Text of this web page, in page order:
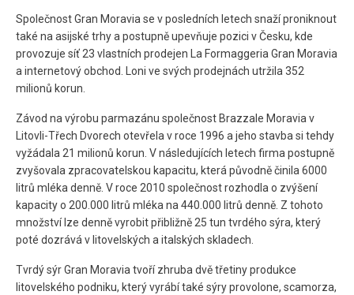
Společnost Gran Moravia se v posledních letech snaží proniknout
také na asijské trhy a postupně upevňuje pozici v Česku, kde
provozuje síť 23 vlastních prodejen La Formaggeria Gran Moravia
a internetový obchod. Loni ve svých prodejnách utržila 352
milionů korun.
Závod na výrobu parmazánu společnost Brazzale Moravia v
Litovli-Třech Dvorech otevřela v roce 1996 a jeho stavba si tehdy
vyžádala 21 milionů korun. V následujících letech firma postupně
zvyšovala zpracovatelskou kapacitu, která původně činila 6000
litrů mléka denně. V roce 2010 společnost rozhodla o zvýšení
kapacity o 200.000 litrů mléka na 440.000 litrů denně. Z tohoto
množství lze denně vyrobit přibližně 25 tun tvrdého sýra, který
poté dozrává v litovelských a italských skladech.
Tvrdý sýr Gran Moravia tvoří zhruba dvě třetiny produkce
litovelského podniku, který vyrábí také sýry provolone, scamorza,